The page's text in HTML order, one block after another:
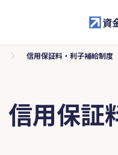
資
信用保証料・利子補給制度
信用保証